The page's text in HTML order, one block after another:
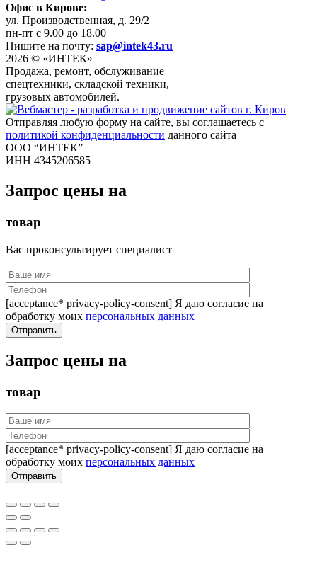
Офис в Кирове:
ул. Производственная, д. 29/2
пн-пт с 9.00 до 18.00
Пишите на почту: sap@intek43.ru
2026 © «ИНТЕК»
Продажа, ремонт, обслуживание
спецтехники, складской техники,
грузовых автомобилей.
Отправляя любую форму на сайте, вы соглашаетесь с
политикой конфиденциальности данного сайта
ООО “ИНТЕК”
ИНН 4345206585
Запрос цены на
товар
Вас проконсультирует специалист
[acceptance* privacy-policy-consent] Я даю согласие на
обработку моих персональных данных
Запрос цены на
товар
[acceptance* privacy-policy-consent] Я даю согласие на
обработку моих персональных данных